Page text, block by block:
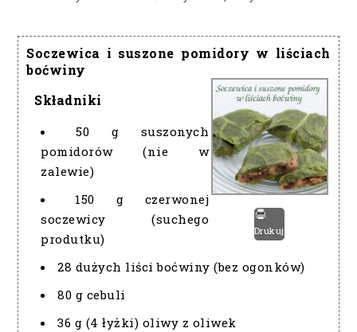
Soczewica i suszone pomidory w liściach
boćwiny
Drukuj
Składniki
50 g suszonych
pomidorów (nie w
zalewie)
150 g czerwonej
soczewicy (suchego
produtku)
28 dużych liści boćwiny (bez ogonków)
80 g cebuli
36 g (4 łyżki) oliwy z oliwek